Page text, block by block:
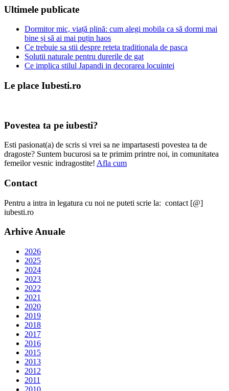
Ultimele publicate
Dormitor mic, viață plină: cum alegi mobila ca să dormi mai
bine și să ai mai puțin haos
Ce trebuie sa stii despre reteta traditionala de pasca
Solutii naturale pentru durerile de gat
Ce implica stilul Japandi in decorarea locuintei
Le place Iubesti.ro
Povestea ta pe iubesti?
Esti pasionat(a) de scris si vrei sa ne impartasesti povestea ta de
dragoste? Suntem bucurosi sa te primim printre noi, in comunitatea
femeilor vesnic indragostite! Afla cum
Contact
Pentru a intra in legatura cu noi ne puteti scrie la: contact [@]
iubesti.ro
Arhive Anuale
2026
2025
2024
2023
2022
2021
2020
2019
2018
2017
2016
2015
2013
2012
2011